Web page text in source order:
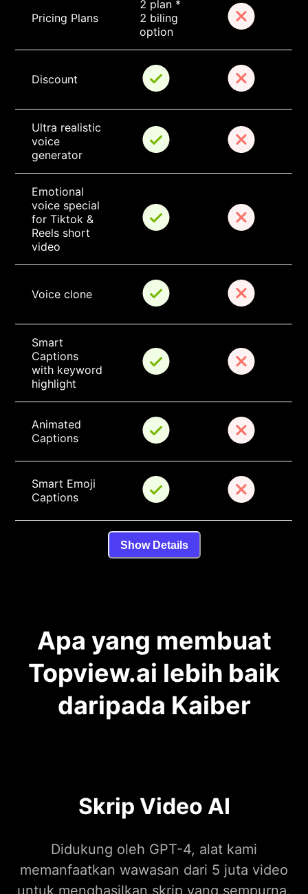
Pricing Plans
2 plan *
2 biling
option
Discount
Ultra realistic
voice
generator
Emotional
voice special
for Tiktok &
Reels short
video
Voice clone
Smart
Captions
with keyword
highlight
Animated
Captions
Smart Emoji
Captions
Show Details
Apa yang membuat
Topview.ai lebih baik
daripada Kaiber
Skrip Video AI
Didukung oleh GPT-4, alat kami
memanfaatkan wawasan dari 5 juta video